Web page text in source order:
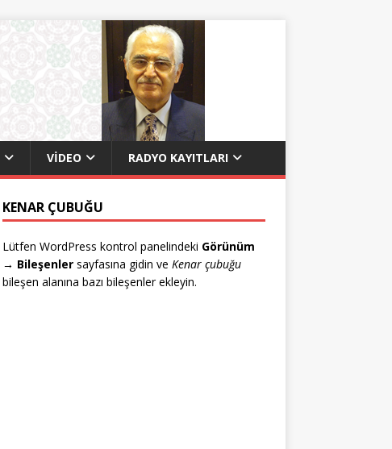
VIDEO RADYO KAYITLARI
KENAR ÇUBUĞU
Lütfen WordPress kontrol panelindeki Görünüm
→ Bileşenlersayfasına gidin ve Kenar çubuğu
bileşen alanına bazı bileşenler ekleyin.